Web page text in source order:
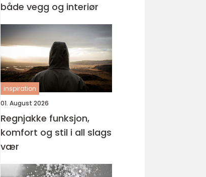
både vegg og interiør
inspiration
01. August 2026
Regnjakke funksjon,
komfort og stil i all slags
vær